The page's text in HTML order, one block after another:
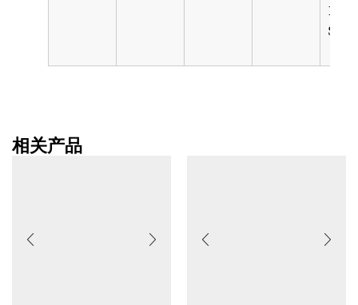
PVDF,
SST,
相关产品